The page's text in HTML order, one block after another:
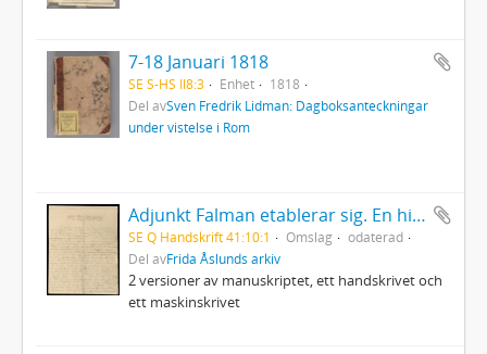
7-18 Januari 1818
SE S-HS Il8:3 Enhet
1818
Del avSven Fredrik Lidman: Dagboksanteckningar
under vistelse i Rom
Adjunkt Falman etablerar sig. En historia i snösmältningen.
SE Q Handskrift 41:10:1 Omslag
odaterad
Del avFrida Åslunds arkiv
2 versioner av manuskriptet, ett handskrivet och
ett maskinskrivet